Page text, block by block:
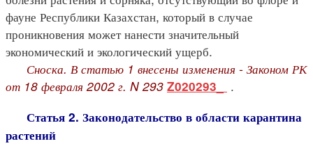
фауне Республики Казахстан, который в случае
проникновения может нанести значительный
экономический и экологический ущерб.
Сноска. В статью 1 внесены изменения - Законом РК
от 18 февраля 2002 г. N 293 Z020293_ .
Статья 2. Законодательство в области карантина
растений